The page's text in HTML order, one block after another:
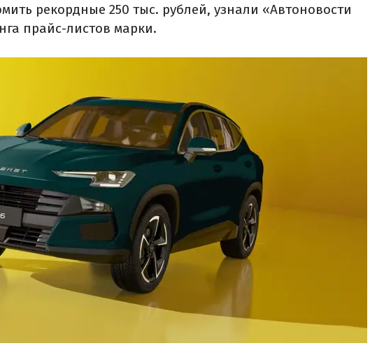
рекордные 250 тыс. рублей, узнали «Автоновости
прайс-листов марки.